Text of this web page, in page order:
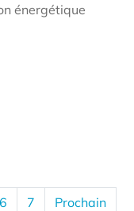
énergétique
6 7 Prochain